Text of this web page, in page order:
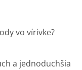
vo vírivke?
a jednoduchšia